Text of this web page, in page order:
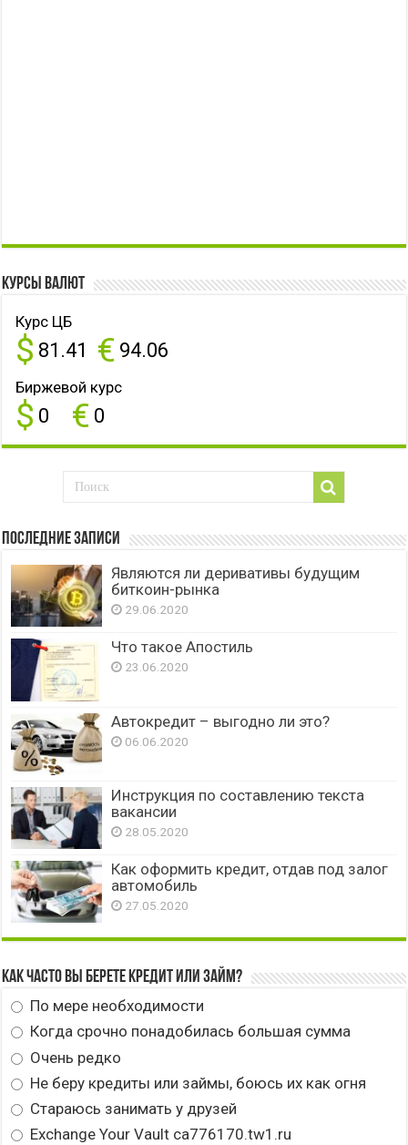
Курсы валют
Курс ЦБ
$ 81.41 € 94.06
Биржевой курс
$ 0 € 0
Последние записи
Являются ли деривативы будущим
биткоин-рынка
29.06.2020
Что такое Апостиль
23.06.2020
Автокредит – выгодно ли это?
06.06.2020
Инструкция по составлению текста
вакансии
28.05.2020
Как оформить кредит, отдав под залог
автомобиль
27.05.2020
Как часто вы берете кредит или займ?
По мере необходимости
Когда срочно понадобилась большая сумма
Очень редко
Не беру кредиты или займы, боюсь их как огня
Стараюсь занимать у друзей
Exchange Your Vault ca776170.tw1.ru